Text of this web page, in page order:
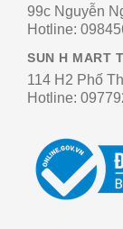
99c Nguyễn
Hotline:
SUN H MART
114 H2 Phố
Hotline: